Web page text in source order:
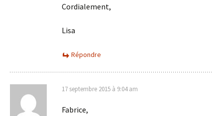
Cordialement,
Lisa
Répondre
17 septembre 2015 à 9:04 am
Fabrice,